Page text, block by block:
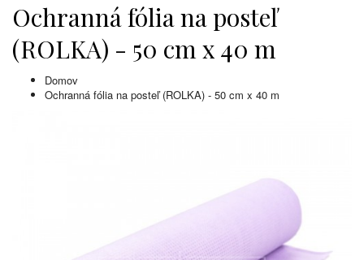
Ochranná fólia na posteľ
(ROLKA) - 50 cm x 40 m
Domov
Ochranná fólia na posteľ (ROLKA) - 50 cm x 40 m